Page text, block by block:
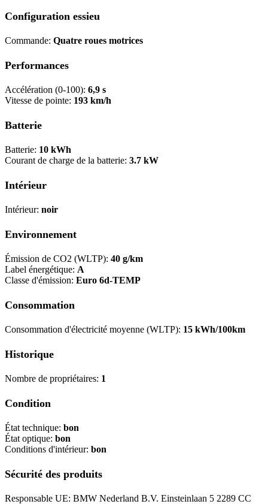
Configuration essieu
Commande: Quatre roues motrices
Performances
Accélération (0-100): 6,9 s
Vitesse de pointe: 193 km/h
Batterie
Batterie: 10 kWh
Courant de charge de la batterie: 3.7 kW
Intérieur
Intérieur: noir
Environnement
Émission de CO2 (WLTP): 40 g/km
Label énergétique: A
Classe d'émission: Euro 6d-TEMP
Consommation
Consommation d'électricité moyenne (WLTP): 15 kWh/100km
Historique
Nombre de propriétaires: 1
Condition
État technique: bon
État optique: bon
Conditions d'intérieur: bon
Sécurité des produits
Responsable UE: BMW Nederland B.V. Einsteinlaan 5 2289 CC